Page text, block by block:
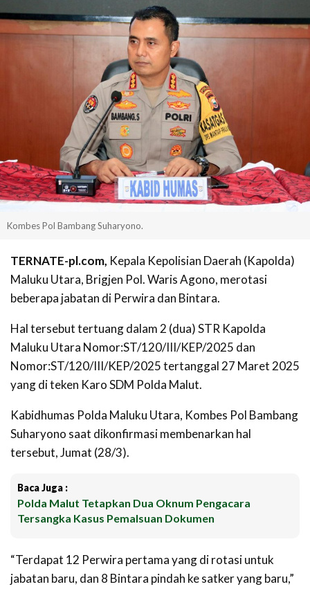
Kombes Pol Bambang Suharyono.
TERNATE-pl.com, Kepala Kepolisian Daerah (Kapolda)
Maluku Utara, Brigjen Pol. Waris Agono, merotasi
beberapa jabatan di Perwira dan Bintara.
Hal tersebut tertuang dalam 2 (dua) STR Kapolda
Maluku Utara Nomor:ST/120/III/KEP/2025 dan
Nomor:ST/120/III/KEP/2025 tertanggal 27 Maret 2025
yang di teken Karo SDM Polda Malut.
Kabidhumas Polda Maluku Utara, Kombes Pol Bambang
Suharyono saat dikonfirmasi membenarkan hal
tersebut, Jumat (28/3).
Baca Juga :
Polda Malut Tetapkan Dua Oknum Pengacara
Tersangka Kasus Pemalsuan Dokumen
“Terdapat 12 Perwira pertama yang di rotasi untuk
jabatan baru, dan 8 Bintara pindah ke satker yang baru,”